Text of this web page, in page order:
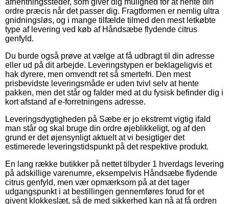
ordre præcis når det passer dig. Fragtformen er nemlig ultra
gnidningsløs, og i mange tilfælde tilmed den mest letkøbte
type af levering ved køb af Håndsæbe flydende citrus
genfyld.
Du burde også prøve at vælge at få udbragt til din adresse
eller ud på dit arbejde. Leveringstypen er beklageligvis et
hak dyrere, men omvendt ret så smertefri. Den mest
prisbevidste leveringsmåde er uden tvivl selv at hente
pakken, men det står og falder med at du fysisk befinder dig i
kort afstand af e-forretningens adresse.
Leveringsdygtigheden på Sæbe er jo ekstremt vigtig ifald
man står og skal bruge din ordre øjeblikkeligt, og af den
grund er det øjensynligt aktuelt at vi besigtiger det
estimerede leveringstidspunkt på det respektive produkt.
En lang række butikker på nettet tilbyder 1 hverdags levering
på adskillige varenumre, eksempelvis Håndsæbe flydende
citrus genfyld, men vær opmærksom på at det tager
udgangspunkt i at bestillingen gennemføres forud for et
givent klokkeslæt, så de med sikkerhed kan nå at få ordren